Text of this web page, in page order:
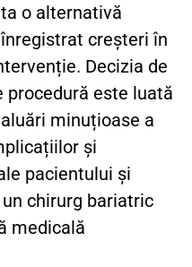
o alternativă
creșteri în
Decizia de
procedură este luată
minuțioase a
și
pacientului și
chirurg bariatric
medicală